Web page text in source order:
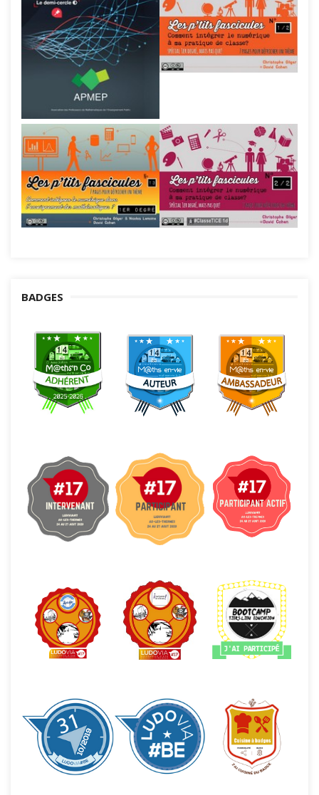
BADGES